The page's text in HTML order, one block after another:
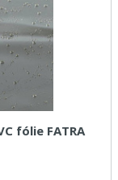
fólie FATRA